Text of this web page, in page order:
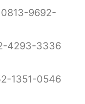
9692-
4293-3336
1351-0546